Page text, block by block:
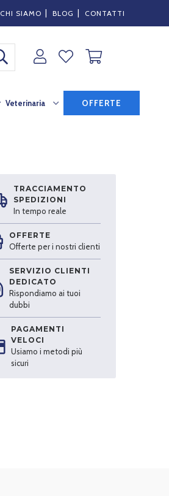
CHI SIAMO | BLOG | CONTATTI
Veterinaria OFFERTE
TRACCIAMENTO
SPEDIZIONI
In tempo reale
OFFERTE
Offerte per i nostri clienti
SERVIZIO CLIENTI
DEDICATO
Rispondiamo ai tuoi
dubbi
PAGAMENTI
VELOCI
Usiamo i metodi più
sicuri